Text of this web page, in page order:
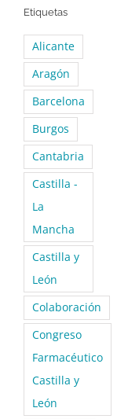
Etiquetas
Alicante
Aragón
Barcelona
Burgos
Cantabria
Castilla -
La
Mancha
Castilla y
León
Colaboración
Congreso
Farmacéutico
Castilla y
León